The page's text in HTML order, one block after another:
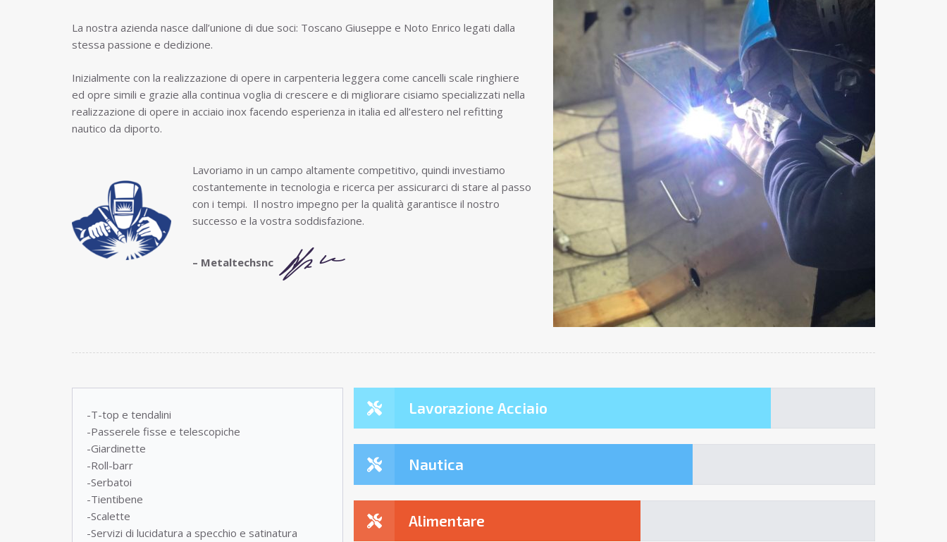
La nostra azienda nasce dall’unione di due soci: Toscano Giuseppe e Noto Enrico legati dalla
stessa passione e dedizione.
Inizialmente con la realizzazione di opere in carpenteria leggera come cancelli scale ringhiere
ed opre simili e grazie alla continua voglia di crescere e di migliorare cisiamo specializzati nella
realizzazione di opere in acciaio inox facendo esperienza in italia ed all’estero nel refitting
nautico da diporto.
Lavoriamo in un campo altamente competitivo, quindi investiamo
costantemente in tecnologia e ricerca per assicurarci di stare al passo
con i tempi. Il nostro impegno per la qualità garantisce il nostro
successo e la vostra soddisfazione.
– Metaltechsnc
-T-top e tendalini
-Passerele fisse e telescopiche
-Giardinette
-Roll-barr
-Serbatoi
-Tientibene
-Scalette
-Servizi di lucidatura a specchio e satinatura
Lavorazione Acciaio
Nautica
Alimentare